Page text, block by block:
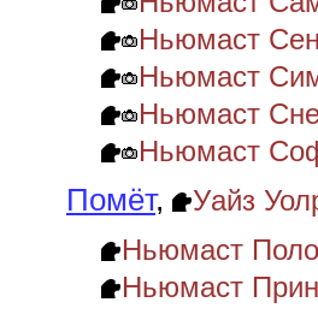
Ньюмаст
Ньюмаст
Ньюмаст
Ньюмаст
Помёт,
Уайз
Ньюмаст
Ньюмаст